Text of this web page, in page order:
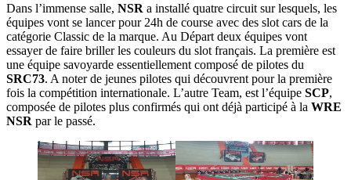
Dans l’immense salle, NSR a installé quatre circuit sur lesquels, les
équipes vont se lancer pour 24h de course avec des slot cars de la
catégorie Classic de la marque. Au Départ deux équipes vont
essayer de faire briller les couleurs du slot français. La première est
une équipe savoyarde essentiellement composé de pilotes du
SRC73. A noter de jeunes pilotes qui découvrent pour la première
fois la compétition internationale. L’autre Team, est l’équipe SCP,
composée de pilotes plus confirmés qui ont déjà participé à la WRE
NSR par le passé.